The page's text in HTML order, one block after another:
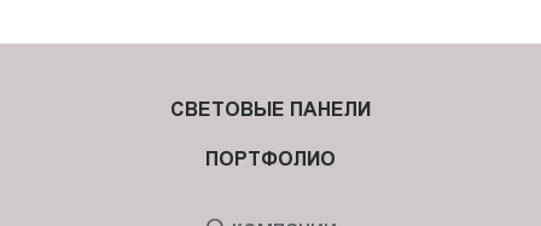
СВЕТОВЫЕ ПАНЕЛИ
ПОРТФОЛИО